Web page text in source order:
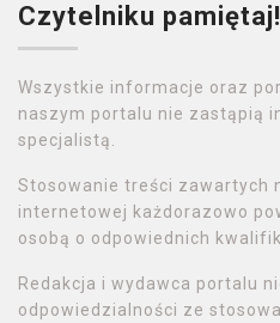
Czytelniku pamiętaj!
Wszystkie informacje oraz
naszym portalu nie zastąpią
specjalistą.
Stosowanie treści zawartych
internetowej każdorazowo
osobą o odpowiednich
Redakcja i wydawca portalu
odpowiedzialności ze